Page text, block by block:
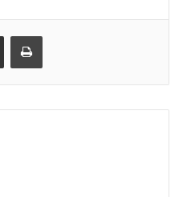
E-Posta ile paylaş Yazdır